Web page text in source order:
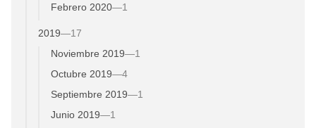
Febrero 2020—1
2019—17
Noviembre 2019—1
Octubre 2019—4
Septiembre 2019—1
Junio 2019—1